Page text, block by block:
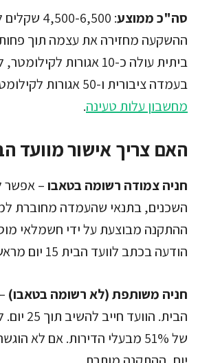
סה"כ ממוצע
: 4,500-
ההשקעה מחזירה את עצמה תוך
בעמדה ציבורית ו-50 אגורות לקילומטר ברכב בנזין.
מחשבון עלות טעינה.
האם צריך אישור מוועד
חניה צמודה רשומה בטאבו– אפשר
השכנים, בתנאי שהעמדה מחוברת
ההתקנה מבוצעת על ידי חשמלאי
הודעה בכתב לוועד הבית 15 יום מראש.
חניה משותפת (לא רשומה בטאבו)
הבית.